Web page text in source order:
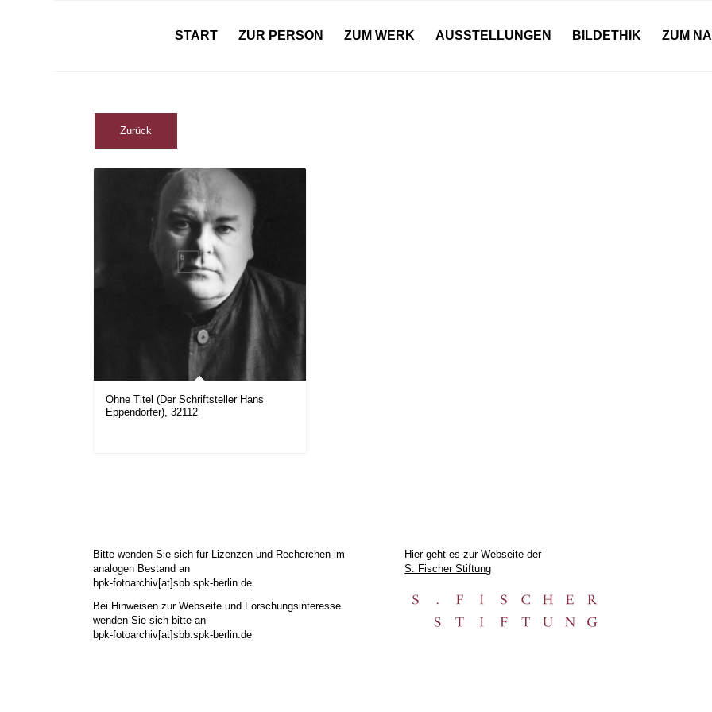
START ZUR PERSON ZUM WERK AUSSTELLUNGEN BILDETHIK ZUM
Ohne Titel (Der Schriftsteller Hans
Eppendorfer), 32112
Bitte wenden Sie sich für Lizenzen und Recherchen im
analogen Bestand an
bpk-fotoarchiv[at]sbb.spk-berlin.de
Bei Hinweisen zur Webseite und Forschungsinteresse
wenden Sie sich bitte an
bpk-fotoarchiv[at]sbb.spk-berlin.de
Hier geht es zur Webseite der
S. Fischer Stiftung